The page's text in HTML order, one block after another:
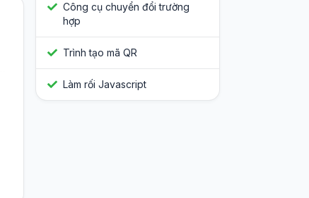
Công cụ chuyển đổi trường
hợp
Trình tạo mã QR
Làm rối Javascript